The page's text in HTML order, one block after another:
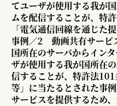
てユーザが使用する我が
ムを配信することが、特
「電気通信回線を通じた
事例／2 動画共有サービ
国所在のサーバからイン
ザが使用する我が国所在
信することが、特許法
等」に当たるとされた事
サービスを提供するため